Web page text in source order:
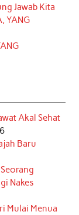
Jawab Kita
YANG
Akal Sehat
Baru
Nakes
Mulai Menua